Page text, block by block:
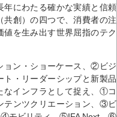
にわたる確かな実績と信頼
創）の四つで、消費者の注
を生み出す世界屈指のテク
ン・ショーケース、②ビジ
・リーダーシップと新製品
インフラとして捉え、①コ
テンツクリエーション、③ビ